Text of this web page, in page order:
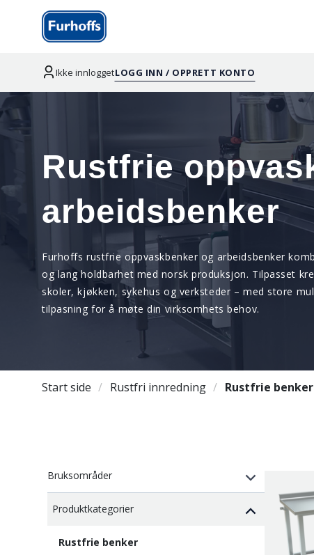
Ikke innloggetLOGG INN / OPPRETT KONTO
Start side Rustfri innredning Rustfrie benker
Rustfrie
arbeidsbenker
Furhoffs rustfrie oppvaskbenker og arbeidsbenker
og lang holdbarhet med norsk produksjon. Tilpasset
skoler, kjøkken, sykehus og verksteder – med store
tilpasning for å møte din virksomhets behov.
Bruksområder
Produktkategorier
Rustfrie benker